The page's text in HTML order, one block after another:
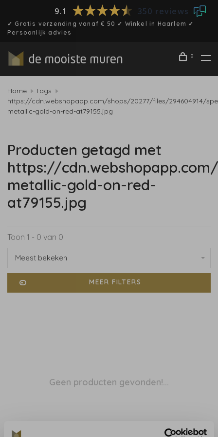
9.1 350 reviews
✓ Gratis verzending vanaf € 50 ✓ Winkel in Haarlem ✓
Persoonlijk advies
0
Home
Tags
https://cdn.webshopapp.com/shops/20277/files/294604914/
metallic-gold-on-red-at79155.jpg
Producten getagd met
https://
metallic-gold-on-red-
at79155.jpg
Toon 1 - 0 van 0
Meest bekeken
MEER FILTERS
Geen producten gevonden!...